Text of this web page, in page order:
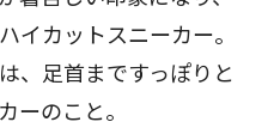
イカットスニーカー。
、足首まですっぽりと
ーのこと。